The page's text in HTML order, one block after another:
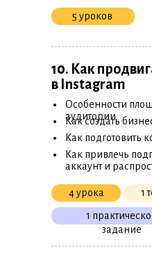
5 уроков
10. Как
в Instagram
Особенности
аудитории
•
Как создать
•
Как подготовить
•
Как привлечь
аккаунт и
•
4 урока 1
1
задание